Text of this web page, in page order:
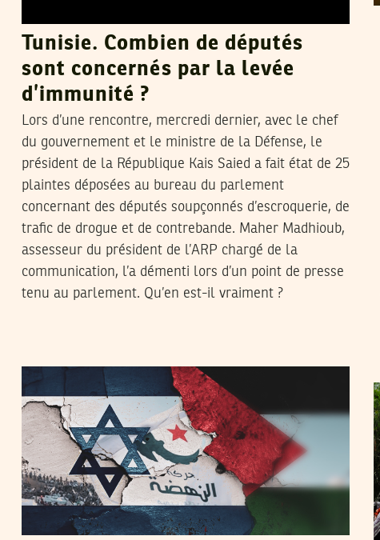
Tunisie. Combien de députés
sont concernés par la levée
d’immunité ?
Lors d’une rencontre, mercredi dernier, avec le chef
du gouvernement et le ministre de la Défense, le
président de la République Kais Saied a fait état de 25
plaintes déposées au bureau du parlement
concernant des députés soupçonnés d’escroquerie, de
trafic de drogue et de contrebande. Maher Madhioub,
assesseur du président de l’ARP chargé de la
communication, l’a démenti lors d’un point de presse
tenu au parlement. Qu’en est-il vraiment ?